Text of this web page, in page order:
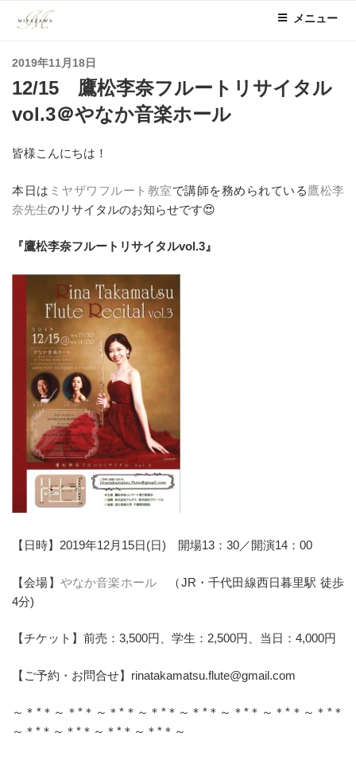
メニュー
投
稿
日:
2019年11月18日
12/15 鷹松李奈フルートリサイタル
vol.3＠やなか音楽ホール
皆様こんにちは！
本日は ミヤザワフルート教室で講師を務められている鷹松李
奈先生のリサイタルのお知らせです😍
『鷹松李奈フルートリサイタルvol.3』
【日時】2019年12月15日(日) 開場13：30／開演14：00
【会場】 やなか音楽ホール （JR・千代田線西日暮里駅 徒歩
4分)
【チケット】前売：3,500円、学生：2,500円、当日：4,000円
【ご予約・お問合せ】rinatakamatsu.flute@gmail.com
～＊*＊～＊*＊～＊*＊～＊*＊～＊*＊～＊*＊～＊*＊～＊*＊
～＊*＊～＊*＊～＊*＊～＊*＊～